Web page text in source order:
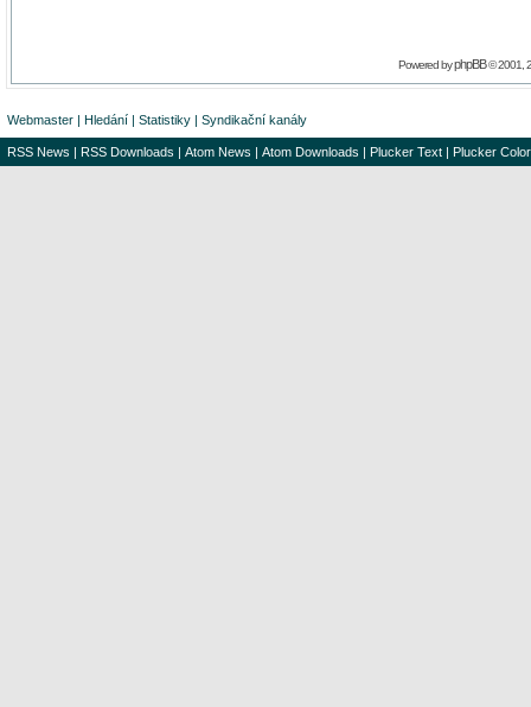
Powered byphpBB© 2001,
Webmaster | Hledání | Statistiky | Syndikační kanály
RSS News | RSS Downloads | Atom News | Atom Downloads | Plucker Text | Plucker Color